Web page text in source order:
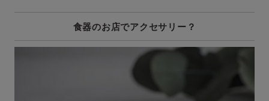
食器のお店でアクセサリー？